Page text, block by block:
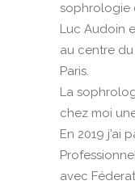
sophrologie
Luc Audoin
au centre du
Paris.
La
chez moi
En 2019 j’ai
avec